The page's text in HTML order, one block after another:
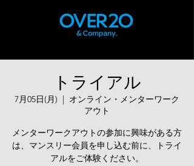
トライアル
7月05日(月)
  |
オンライン・メンターワーク
アウト
メンターワークアウトの参加に興味がある方
は、マンスリー会員を申し込む前に、トライ
アルをご体験ください。